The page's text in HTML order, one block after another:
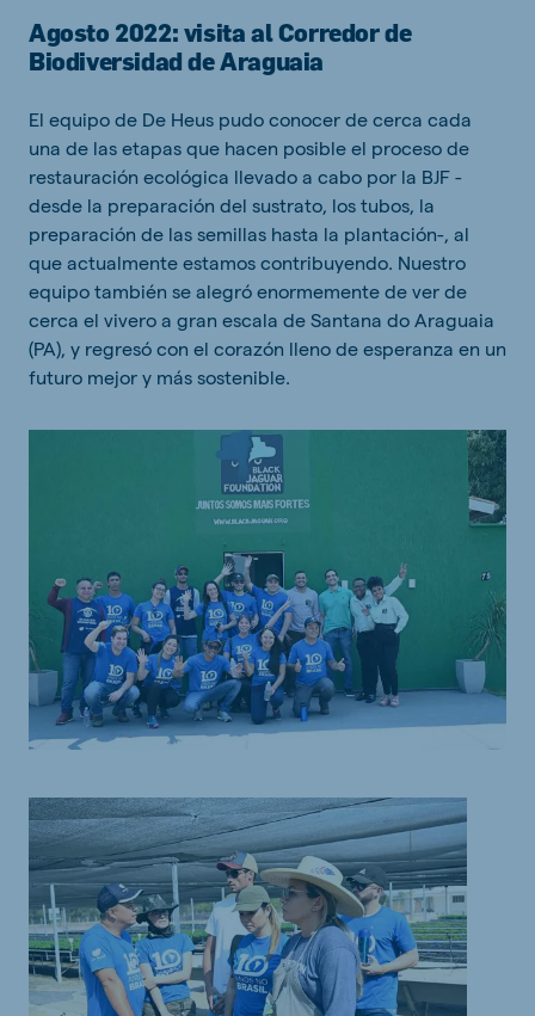
Agosto 2022: visita al Corredor de
Biodiversidad de Araguaia
El equipo de De Heus pudo conocer de cerca cada
una de las etapas que hacen posible el proceso de
restauración ecológica llevado a cabo por la BJF -
desde la preparación del sustrato, los tubos, la
preparación de las semillas hasta la plantación-, al
que actualmente estamos contribuyendo. Nuestro
equipo también se alegró enormemente de ver de
cerca el vivero a gran escala de Santana do Araguaia
(PA), y regresó con el corazón lleno de esperanza en un
futuro mejor y más sostenible.